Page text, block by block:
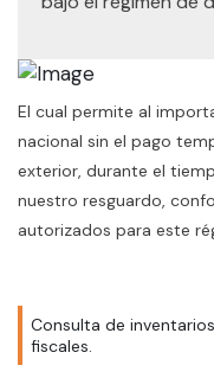
El cual permite al
nacional sin el pago
exterior, durante el
nuestro resguardo,
autorizados para este
Consulta de inventarios
fiscales.